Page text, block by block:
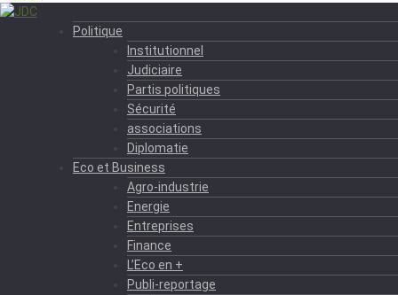
Politique
Institutionnel
Judiciaire
Partis politiques
Sécurité
associations
Diplomatie
Eco et Business
Agro-industrie
Energie
Entreprises
Finance
L’Eco en +
Publi-reportage